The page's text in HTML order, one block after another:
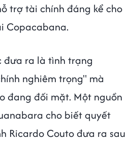
trợ tài chính đáng kể cho
Copacabana.
đưa ra là tình trạng
nghiêm trọng" mà
đang đối mặt. Một nguồn
cho biết quyết
Ricardo Couto đưa ra sau